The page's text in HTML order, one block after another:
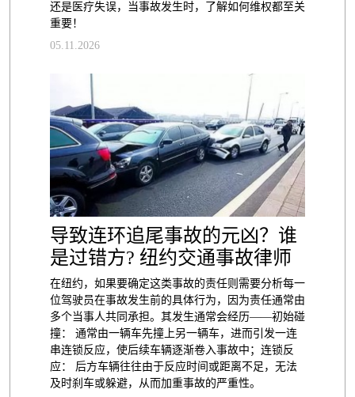
还是医疗失误，当事故发生时，了解如何维权都至关
重要！
05.11.2026
导致连环追尾事故的元凶？谁
是过错方? 纽约交通事故律师
在纽约，如果要确定这类事故的责任则需要分析每一
位驾驶员在事故发生前的具体行为，因为责任通常由
多个当事人共同承担。其发生通常会经历——初始碰
撞： 通常由一辆车先撞上另一辆车，进而引发一连
串连锁反应，使后续车辆逐渐卷入事故中；连锁反
应： 后方车辆往往由于反应时间或距离不足，无法
及时刹车或躲避，从而加重事故的严重性。